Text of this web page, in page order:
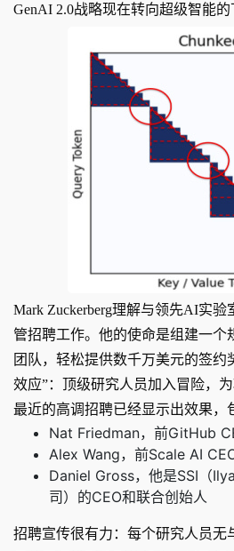
GenAI 2.0战略现在转向超级智能的
Mark Zuckerberg理解与领先AI实
管招聘工作。他的使命是组建一个
团队，轻松提供数千万美元的签约
效应”：顶级研究人员加入冒险，
最近的高调招聘已经显示出效果，
Nat Friedman，前GitHub
Alex Wang，前Scale AI
Daniel Gross，他是SSI（
司）的CEO和联合创始人
招聘宣传很有力：每个研究人员无